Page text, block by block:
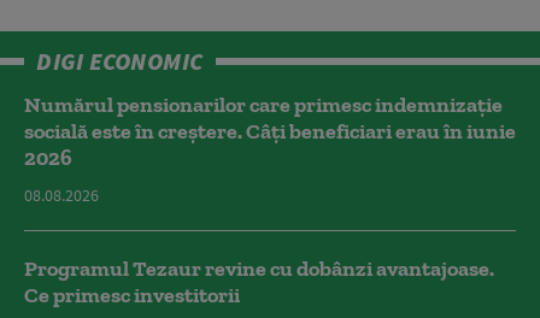
DIGI ECONOMIC
Numărul pensionarilor care primesc indemnizaţie
socială este în creștere. Câți beneficiari erau în iunie
2026
08.08.2026
Programul Tezaur revine cu dobânzi avantajoase.
Ce primesc investitorii